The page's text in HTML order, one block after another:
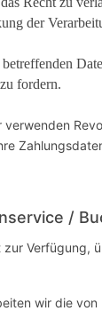
der
fordern.
verwenden
/
wir die